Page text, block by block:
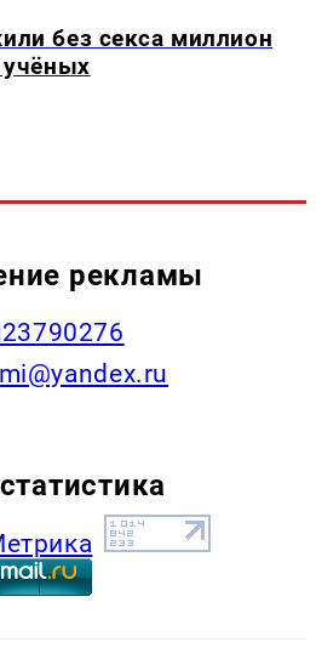
без секса миллион
рекламы